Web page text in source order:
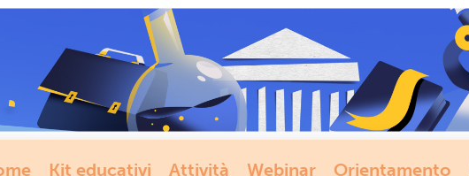
Kit educativi Attività Webinar Orientamento